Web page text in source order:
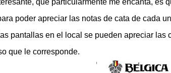
que particularmente me encanta, es
poder apreciar las notas de cata de cada
pantallas en el local se pueden apreciar
que le corresponde.